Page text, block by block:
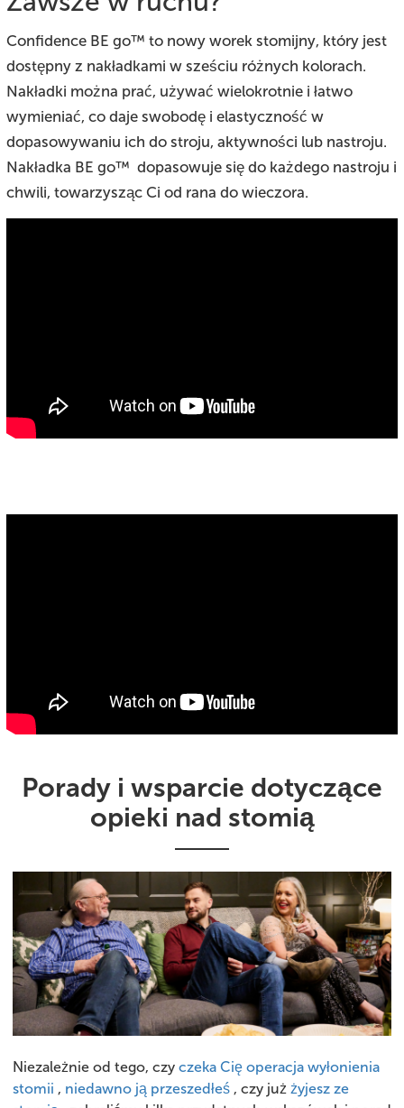
Confidence BE go™ to nowy worek stomijny, który jest
dostępny z nakładkami w sześciu różnych kolorach.
Nakładki można prać, używać wielokrotnie i łatwo
wymieniać, co daje swobodę i elastyczność w
dopasowywaniu ich do stroju, aktywności lub nastroju.
Nakładka BE go™ dopasowuje się do każdego nastroju i
chwili, towarzysząc Ci od rana do wieczora.
Porady i wsparcie dotyczące
opieki nad stomią
Niezależnie od tego, czy czeka Cię operacja wyłonienia
stomii , niedawno ją przeszedłeś , czy już żyjesz ze